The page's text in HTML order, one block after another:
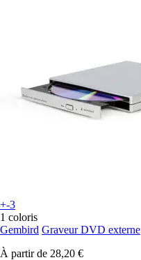
+-3
1 coloris
Gembird Graveur DVD externe
À partir de 28,20 €